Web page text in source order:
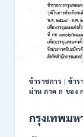
ข้าราชการ |ข้าร
ผ่าน ภาค ก ของ
กรุงเทพม